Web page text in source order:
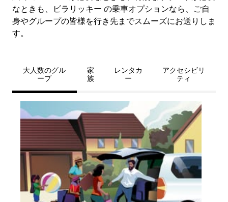
なときも、ビラリッキー の乗車オプションなら、ご自
身やグループの皆様を行き先までスムーズにお送りしま
す。
大人数のグル
ープ
家
族
レンタカ
ー
アクセシビリ
ティ